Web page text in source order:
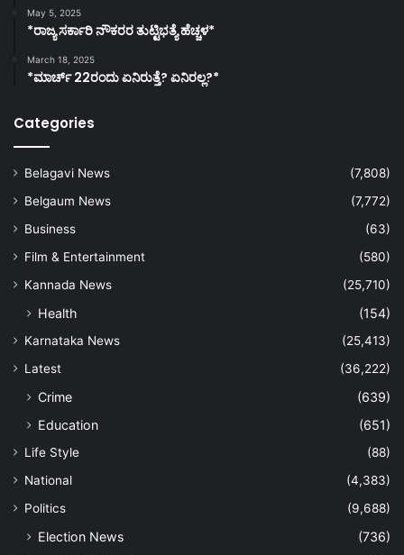
May 5, 2025
*ರಾಜ್ಯ ಸರ್ಕಾರಿ ನೌಕರರ ತುಟ್ಟಿಭತ್ಯೆ ಹೆಚ್ಚಳ*
March 18, 2025
*ಮಾರ್ಚ್ 22ರಂದು ಏನಿರುತ್ತೆ? ಏನಿರಲ್ಲ?*
Categories
Belagavi News
(7,808)
Belgaum News
(7,772)
Business
(63)
Film & Entertainment
(580)
Kannada News
(25,710)
Health (154)
Karnataka News
(25,413)
Latest
(36,222)
Crime
(639)
Education
(651)
Life Style
(88)
National
(4,383)
Politics
(9,688)
Election News (736)